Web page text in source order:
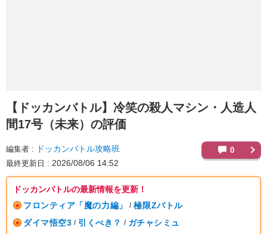
【ドッカンバトル】 冷笑の殺人マシン・人造人
間17号（未来）の評価
編集者 ドッカンバトル攻略班
最終更新日 2026/08/06 14:52
0
ドッカンバトルの最新情報を更新！
フロンティア「魔の力編」
/ 極限Zバトル
ダイマ悟空3 / 引くべき？ / ガチャシミュ